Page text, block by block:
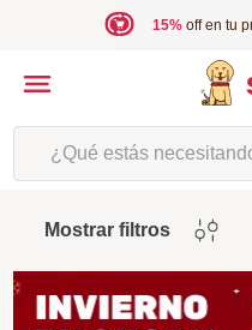
15%off en tu
¿Qué estás necesitando?
Mostrar filtros